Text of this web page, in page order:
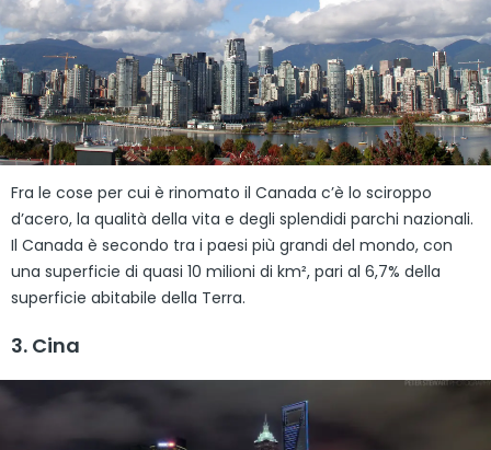
Fra le cose per cui è rinomato il Canada c’è lo sciroppo
d’acero, la qualità della vita e degli splendidi parchi nazionali.
Il Canada è secondo tra i paesi più grandi del mondo, con
una superficie di quasi 10 milioni di km², pari al 6,7% della
superficie abitabile della Terra.
3. Cina